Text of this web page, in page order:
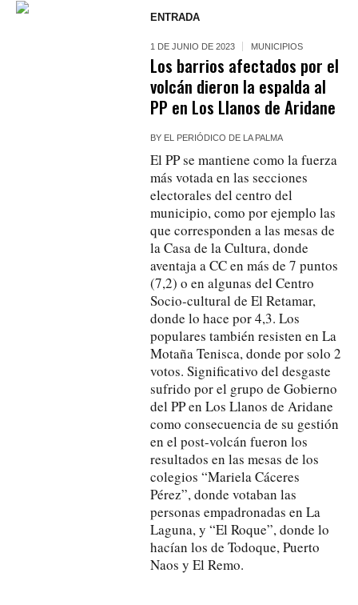
ENTRADA
1 DE JUNIO DE 2023 MUNICIPIOS
Los barrios afectados por el
volcán dieron la espalda al
PP en Los Llanos de Aridane
BY EL PERIÓDICO DE LA PALMA
El PP se mantiene como la fuerza
más votada en las secciones
electorales del centro del
municipio, como por ejemplo las
que corresponden a las mesas de
la Casa de la Cultura, donde
aventaja a CC en más de 7 puntos
(7,2) o en algunas del Centro
Socio-cultural de El Retamar,
donde lo hace por 4,3. Los
populares también resisten en La
Motaña Tenisca, donde por solo 2
votos. Significativo del desgaste
sufrido por el grupo de Gobierno
del PP en Los Llanos de Aridane
como consecuencia de su gestión
en el post-volcán fueron los
resultados en las mesas de los
colegios “Mariela Cáceres
Pérez”, donde votaban las
personas empadronadas en La
Laguna, y “El Roque”, donde lo
hacían los de Todoque, Puerto
Naos y El Remo.